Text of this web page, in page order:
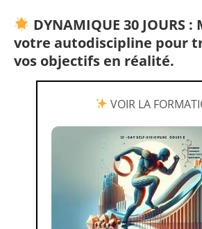
DYNAMIQUE 30 JOURS
votre autodiscipline pour
vos objectifs en réalité.
VOIR LA